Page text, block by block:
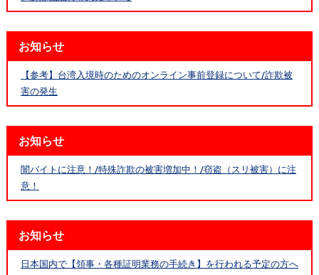
お知らせ
【参考】台湾入境時のためのオンライン事前登録について/詐欺被
害の発生
お知らせ
闇バイトに注意！/特殊詐欺の被害増加中！/窃盗（スリ被害）に注
意！
お知らせ
日本国内で【領事・各種証明業務の手続き】を行われる予定の方へ